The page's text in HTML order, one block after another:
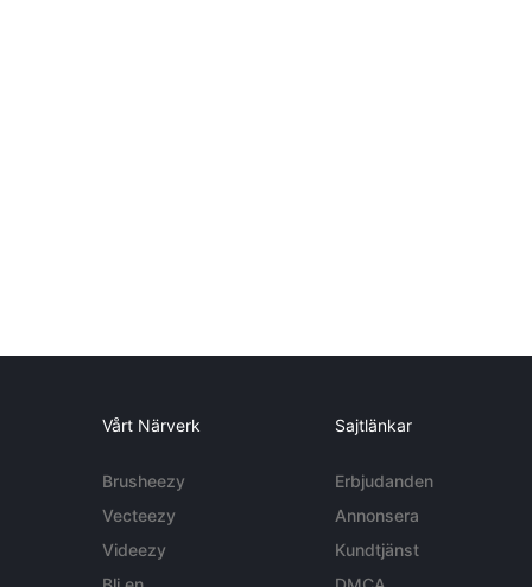
Vårt Närverk
Brusheezy
Vecteezy
Videezy
Sajtlänkar
Erbjudanden
Annonsera
Kundtjänst